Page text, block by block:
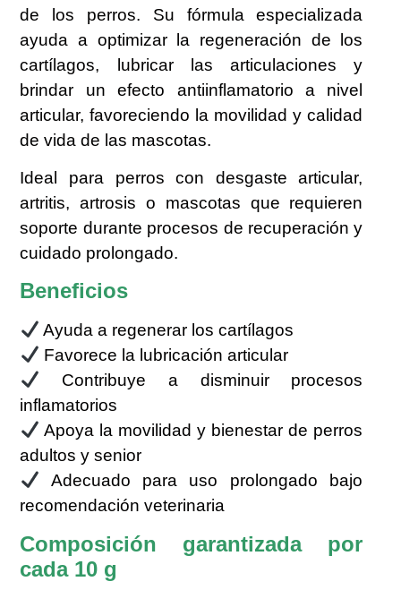
de los perros. Su fórmula especializada
ayuda a optimizar la regeneración de los
cartílagos, lubricar las articulaciones y
brindar un efecto antiinflamatorio a nivel
articular, favoreciendo la movilidad y calidad
de vida de las mascotas.
Ideal para perros con desgaste articular,
artritis, artrosis o mascotas que requieren
soporte durante procesos de recuperación y
cuidado prolongado.
Beneficios
Ayuda a regenerar los cartílagos
Favorece la lubricación articular
Contribuye a disminuir procesos
inflamatorios
Apoya la movilidad y bienestar de perros
adultos y senior
Adecuado para uso prolongado bajo
recomendación veterinaria
Composición garantizada por
cada 10 g